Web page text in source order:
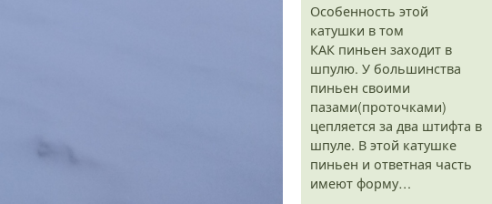
Поплавочный
бестселлер
катушка -
Siweida №501
5 окт. 2019
Обзор
проводочной
катушки
Сталкер
2005S
2 февр. 2019
Особенность этой
катушки в том
КАК пиньен заходит в
шпулю. У большинства
пиньен своими
пазами(проточками)
цепляется за два штифта в
шпуле. В этой катушке
пиньен и ответная часть
имеют форму…